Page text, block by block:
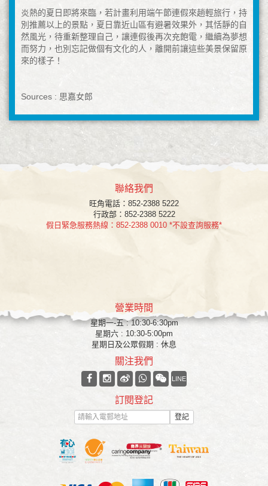
炎熱的夏日即將來臨，若計畫利用端午節連假來趟輕旅行，持
別推薦以上的景點，夏日靠近山區有避暑效果外，其恬靜的自
然風光，待重新整理自己，讓連假後再次充飽電，繼續為夢想
而努力，也別忘記做個有文化的人，離開前讓這些美景保留原
來的樣子！
Sources : 思嘉女郎
聯絡我們
旺角電話：852-2388 5222
行政部：852-2388 5222
假日緊急服務熱線：852-2388 0010 *不設查詢服務*
營業時間
星期一-五 : 10:30-6:30pm
星期六 : 10:30-5:00pm
星期日及公眾假期 : 休息
關注我們
LINE
訂閱登記
登記